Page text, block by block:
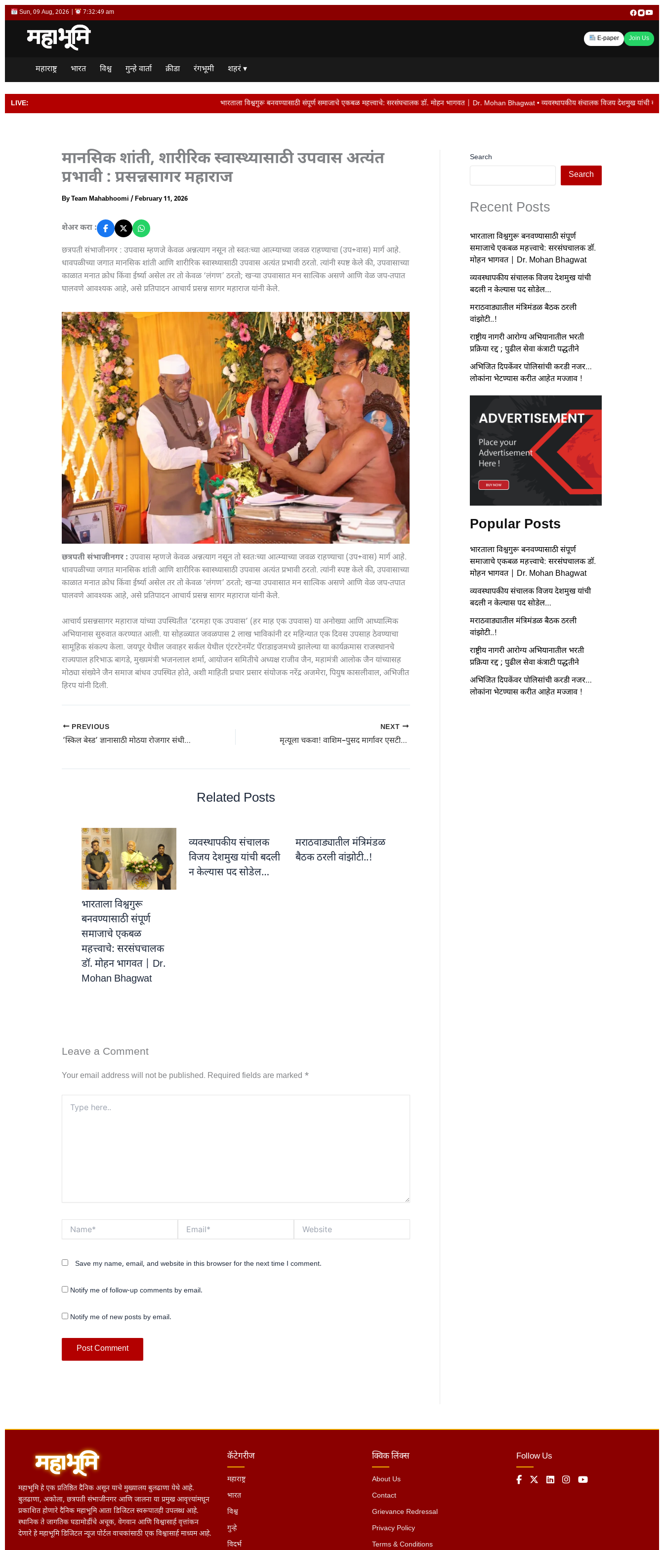
Skip
to
Sun, 09 Aug, 2026 | 7:32:50 am
E-paper Join Us
महाराष्ट्र भारत विश्व गुन्हे वार्ता क्रीडा रंगभूमी शहरं ▾
LIVE: भारताला विश्वगुरू बनवण्यासाठी संपूर्ण समाजाचे एकबळ महत्त्वाचे: सरसंघचालक डॉ. मोहन भागवत | Dr. Mohan Bhagwat • व्यवस्थापकीय संचालक विजय देशमुख यांची बदली न केल्यास पद सोडेल… •
मानसिक शांती, शारीरिक स्वास्थ्यासाठी उपवास अत्यंत
प्रभावी : प्रसन्नसागर महाराज
ByTeam Mahabhoomi /February 11, 2026
शेअर करा :
छत्रपती संभाजीनगर : उपवास म्हणजे केवळ अन्नत्याग नसून तो स्वतःच्या आत्म्याच्या जवळ राहण्याचा (उप+वास) मार्ग आहे.
धावपळीच्या जगात मानसिक शांती आणि शारीरिक स्वास्थ्यासाठी उपवास अत्यंत प्रभावी ठरतो. त्यांनी स्पष्ट केले की, उपवासाच्या
काळात मनात क्रोध किंवा ईर्ष्या असेल तर तो केवळ ‘लंगण’ ठरतो; खऱ्या उपवासात मन सात्विक असणे आणि वेळ जप-तपात
घालवणे आवश्यक आहे, असे प्रतिपादन आचार्य प्रसन्न सागर महाराज यांनी केले.
छत्रपती संभाजीनगर : उपवास म्हणजे केवळ अन्नत्याग नसून तो स्वतःच्या आत्म्याच्या जवळ राहण्याचा (उप+वास) मार्ग आहे.
धावपळीच्या जगात मानसिक शांती आणि शारीरिक स्वास्थ्यासाठी उपवास अत्यंत प्रभावी ठरतो. त्यांनी स्पष्ट केले की, उपवासाच्या
काळात मनात क्रोध किंवा ईर्ष्या असेल तर तो केवळ ‘लंगण’ ठरतो; खऱ्या उपवासात मन सात्विक असणे आणि वेळ जप-तपात
घालवणे आवश्यक आहे, असे प्रतिपादन आचार्य प्रसन्न सागर महाराज यांनी केले.
आचार्य प्रसन्नसागर महाराज यांच्या उपस्थितीत ‘दरमहा एक उपवास’ (हर माह एक उपवास) या अनोख्या आणि आध्यात्मिक
अभियानास सुरुवात करण्यात आली. या सोहळ्यात जवळपास 2 लाख भाविकांनी दर महिन्यात एक दिवस उपसाह ठेवण्याचा
सामूहिक संकल्प केला. जयपूर येथील जवाहर सर्कल येथील एंटरटेनमेंट पॅराडाइजमध्ये झालेल्या या कार्यक्रमास राजस्थानचे
राज्यपाल हरिभाऊ बागडे, मुख्यमंत्री भजनलाल शर्मा, आयोजन समितीचे अध्यक्ष राजीव जैन, महामंत्री आलोक जैन यांच्यासह
मोठ्या संख्येने जैन समाज बांधव उपस्थित होते, अशी माहिती प्रचार प्रसार संयोजक नरेंद्र अजमेरा, पियुष कासलीवाल, अभिजीत
हिरप यांनी दिली.
PREVIOUS
’स्किल बेस्ड’ ज्ञानासाठी मोठया रोजगार संधी : जिल्हाधिकारी दिलीप स्वामी | विद्यापीठातील ’मेगा जॉब फेअर’ ला पदवीधारकांचा प्रतिसाद
NEXT
मृत्यूला चकवा! वाशिम–पुसद मार्गावर एसटी बस उलटली; ३७ प्रवासी थोडक्यात बचावले
Related Posts
भारताला विश्वगुरू
बनवण्यासाठी संपूर्ण
समाजाचे एकबळ
महत्त्वाचे: सरसंघचालक
डॉ. मोहन भागवत | Dr.
Mohan Bhagwat
व्यवस्थापकीय संचालक
विजय देशमुख यांची बदली
न केल्यास पद सोडेल…
मराठवाड्यातील मंत्रिमंडळ
बैठक ठरली वांझोटी..!
Leave a Comment
Your email address will not be published. Required fields are marked *
here..
Save my name, email, and website in this browser for the next time I comment.
Notify me of follow-up comments by email.
Notify me of new posts by email.
Search
Search
Recent Posts
भारताला विश्वगुरू बनवण्यासाठी संपूर्ण
समाजाचे एकबळ महत्त्वाचे: सरसंघचालक डॉ.
मोहन भागवत | Dr. Mohan Bhagwat
व्यवस्थापकीय संचालक विजय देशमुख यांची
बदली न केल्यास पद सोडेल…
मराठवाड्यातील मंत्रिमंडळ बैठक ठरली
वांझोटी..!
राष्ट्रीय नागरी आरोग्य अभियानातील भरती
प्रक्रिया रद्द ; पुढील सेवा कंत्राटी पद्धतीने
अभिजित दिपकेंवर पोलिसांची करडी नजर…
लोकांना भेटण्यास करीत आहेत मज्जाव !
Popular Posts
भारताला विश्वगुरू बनवण्यासाठी संपूर्ण
समाजाचे एकबळ महत्त्वाचे: सरसंघचालक डॉ.
मोहन भागवत | Dr. Mohan Bhagwat
व्यवस्थापकीय संचालक विजय देशमुख यांची
बदली न केल्यास पद सोडेल…
मराठवाड्यातील मंत्रिमंडळ बैठक ठरली
वांझोटी..!
राष्ट्रीय नागरी आरोग्य अभियानातील भरती
प्रक्रिया रद्द ; पुढील सेवा कंत्राटी पद्धतीने
अभिजित दिपकेंवर पोलिसांची करडी नजर…
लोकांना भेटण्यास करीत आहेत मज्जाव !
महाभूमि हे एक प्रतिष्ठित दैनिक असून याचे मुख्यालय बुलढाणा येथे आहे.
बुलढाणा, अकोला, छत्रपती संभाजीनगर आणि जालना या प्रमुख आवृत्त्यांमधून
प्रकाशित होणारे दैनिक महाभूमि आता डिजिटल स्वरूपातही उपलब्ध आहे.
स्थानिक ते जागतिक घडामोडींचे अचूक, वेगवान आणि विश्वासार्ह वृत्तांकन
देणारे हे महाभूमि डिजिटल न्यूज पोर्टल वाचकांसाठी एक विश्वासार्ह माध्यम आहे.
कॅटेगरीज
महाराष्ट्र
भारत
विश्व
गुन्हे
विदर्भ
क्विक लिंक्स
About Us
Contact
Grievance Redressal
Privacy Policy
Terms & Conditions
Follow Us